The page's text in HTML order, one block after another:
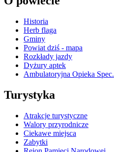
Historia
Herb flaga
Gminy
Powiat dziś - mapa
Rozkłady jazdy
Dyżury aptek
Ambulatoryjna Opieka Spec.
Turystyka
Atrakcje turystyczne
Walory przyrodnicze
Ciekawe miejsca
Zabytki